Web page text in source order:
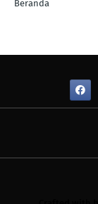
Beranda